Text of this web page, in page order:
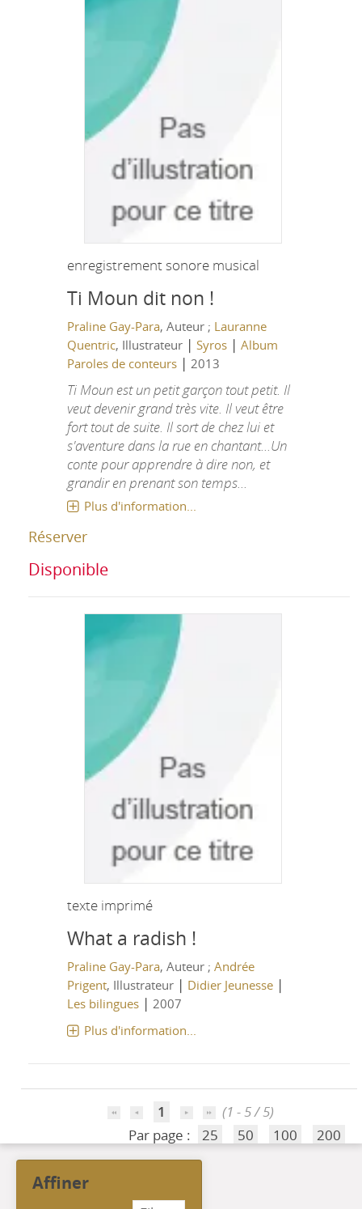
enregistrement sonore musical
Ti Moun dit non !
Praline Gay-Para, Auteur ; Lauranne
Quentric, Illustrateur | Syros| Album
Paroles de conteurs| 2013
Ti Moun est un petit garçon tout petit. Il
veut devenir grand très vite. Il veut être
fort tout de suite. Il sort de chez lui et
s'aventure dans la rue en chantant...Un
conte pour apprendre à dire non, et
grandir en prenant son temps...
Plus d'information...
Réserver
Disponible
texte imprimé
What a radish !
Praline Gay-Para, Auteur ; Andrée
Prigent, Illustrateur | Didier Jeunesse|
Les bilingues| 2007
Plus d'information...
1
(1 - 5 / 5)
Par page :
25 50 100 200
affiner